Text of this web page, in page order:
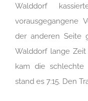
Walddorf
vorausgegangene
der anderen Seite
Walddorf lange
kam die schlechte
stand es 7:15. Den